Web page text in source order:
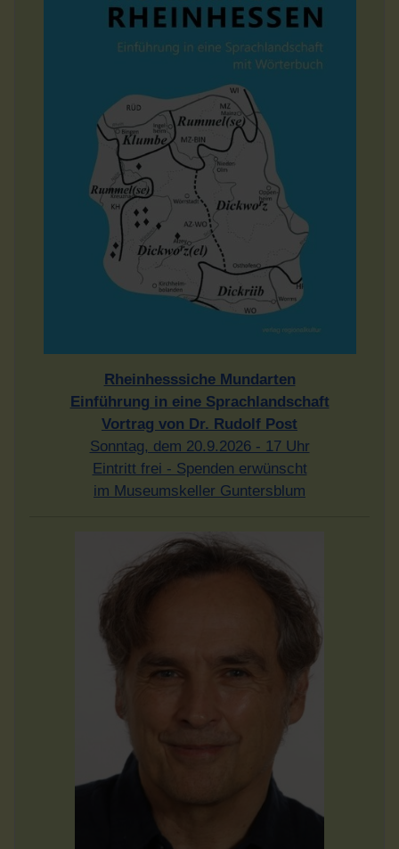
Rheinhesssiche Mundarten
Einführung in eine Sprachlandschaft
Vortrag von Dr. Rudolf Post
Sonntag, dem 20.9.2026 - 17 Uhr
Eintritt frei - Spenden erwünscht
im Museumskeller Guntersblum